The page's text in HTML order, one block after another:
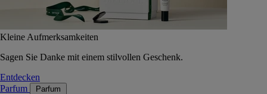
Kleine Aufmerksamkeiten
Sagen Sie Danke mit einem stilvollen Geschenk.
Entdecken
Parfum
Parfum